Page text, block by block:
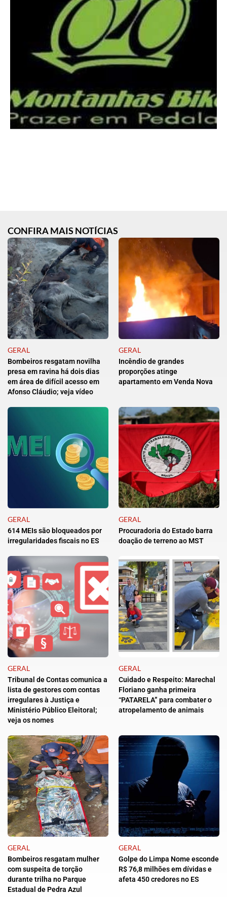
CONFIRA MAIS NOTÍCIAS
GERAL
Bombeiros resgatam novilha
presa em ravina há dois dias
em área de difícil acesso em
Afonso Cláudio; veja vídeo
GERAL
Incêndio de grandes
proporções atinge
apartamento em Venda Nova
GERAL
614 MEIs são bloqueados por
irregularidades fiscais no ES
GERAL
Procuradoria do Estado barra
doação de terreno ao MST
GERAL
Tribunal de Contas comunica a
lista de gestores com contas
irregulares à Justiça e
Ministério Público Eleitoral;
veja os nomes
GERAL
Cuidado e Respeito: Marechal
Floriano ganha primeira
“PATARELA” para combater o
atropelamento de animais
GERAL
Bombeiros resgatam mulher
com suspeita de torção
durante trilha no Parque
Estadual de Pedra Azul
GERAL
Golpe do Limpa Nome esconde
R$ 76,8 milhões em dívidas e
afeta 450 credores no ES